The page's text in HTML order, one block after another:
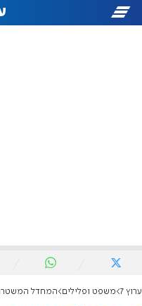
ערוץ 7 משפט ופלילים המחדל המשטרתי